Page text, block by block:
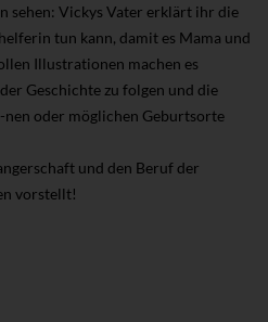
sehen: Vickys Vater erklärt ihr die
tun kann, damit es Mama und
Illustrationen machen es
Geschichte zu folgen und die
oder möglichen Geburtsorte
und den Beruf der
vorstellt!